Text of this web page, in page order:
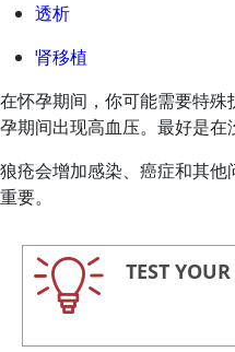
透析
肾移植
在怀孕期间，你可能需要特
孕期间出现高血压。最好是在
狼疮会增加感染、癌症和其
重要。
TEST